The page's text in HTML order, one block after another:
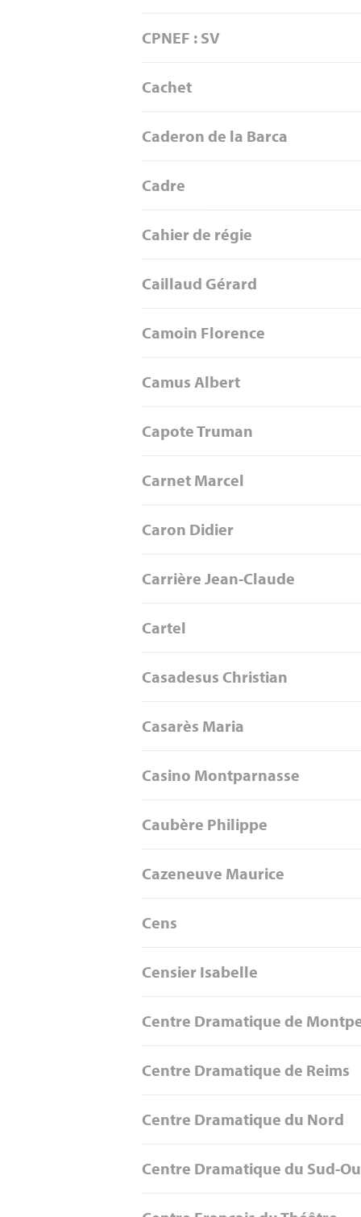
CPNEF : SV
Cachet
Caderon de la Barca
Cadre
Cahier de régie
Caillaud Gérard
Camoin Florence
Camus Albert
Capote Truman
Carnet Marcel
Caron Didier
Carrière Jean-Claude
Cartel
Casadesus Christian
Casarès Maria
Casino Montparnasse
Caubère Philippe
Cazeneuve Maurice
Cens
Censier Isabelle
Centre Dramatique de
Centre Dramatique de Reims
Centre Dramatique du Nord
Centre Dramatique du Sud-